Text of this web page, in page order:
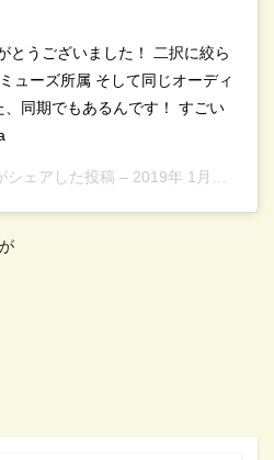
とうございました！ 二択に絞ら
ューズ所属 そして同じオーディ
同期でもあるんです！ すごい
シェアした投稿 – 2019年 1月月20日午後1時45分PST